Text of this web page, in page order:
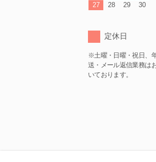
27
28 29 30
定休日
※土曜・日曜・祝日、
送・メール返信業務は
いております。